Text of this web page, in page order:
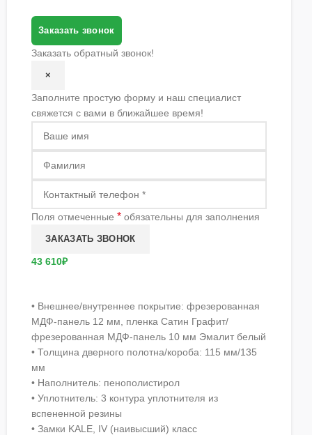
Заказать звонок
Заказать обратный звонок!
×
Заполните простую форму и наш специалист
свяжется с вами в ближайшее время!
Поля отмеченные * обязательны для заполнения
43 610₽
• Внешнее/внутреннее покрытие: фрезерованная
МДФ-панель 12 мм, пленка Сатин Графит/
фрезерованная МДФ-панель 10 мм Эмалит белый
• Толщина дверного полотна/короба: 115 мм/135
мм
• Наполнитель: пенополистирол
• Уплотнитель: 3 контура уплотнителя из
вспененной резины
• Замки KALE, IV (наивысший) класс